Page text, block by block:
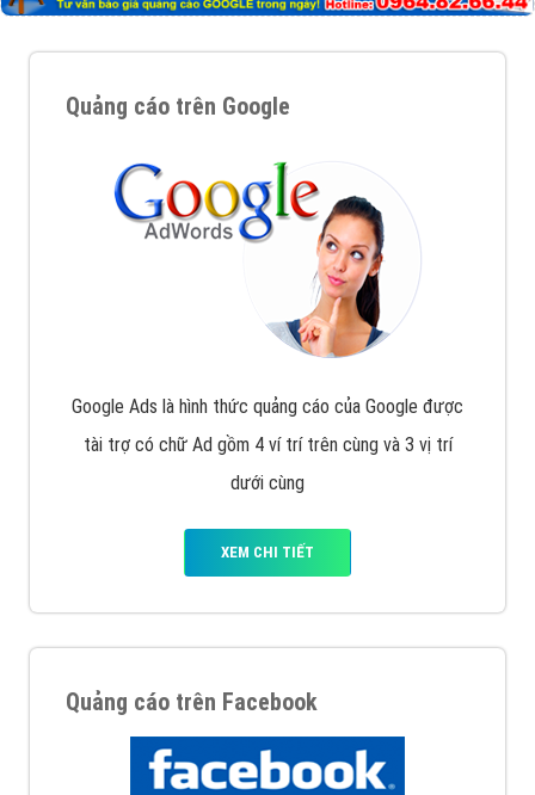
Quảng cáo trên Google
Google Ads là hình thức quảng cáo của Google được
tài trợ có chữ Ad gồm 4 ví trí trên cùng và 3 vị trí
dưới cùng
XEM CHI TIẾT
Quảng cáo trên Facebook